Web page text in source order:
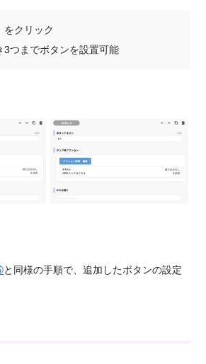
クリック
つまでボタンを設置可能
と同様の手順で、追加したボタンの設定